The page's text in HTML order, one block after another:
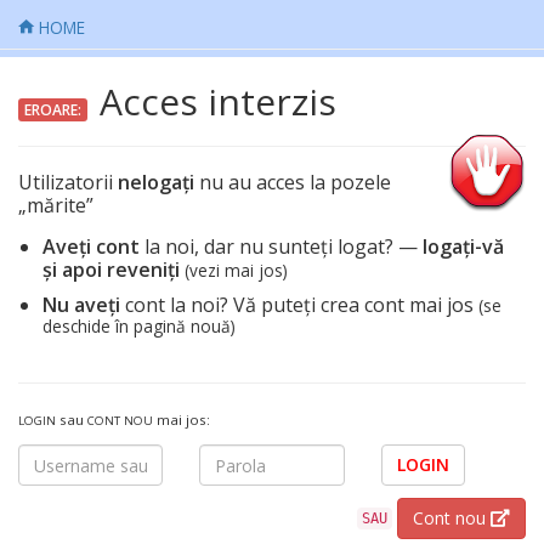
HOME
EROARE: Acces interzis
Utilizatorii nelogați nu au acces la pozele
„mărite”
Aveți cont la noi, dar nu sunteți logat? — logați-vă
și apoi reveniți (vezi mai jos)
Nu aveți cont la noi? Vă puteți crea cont mai jos (se
deschide în pagină nouă)
LOGIN sau CONT NOU mai jos:
LOGIN
SAU Cont nou